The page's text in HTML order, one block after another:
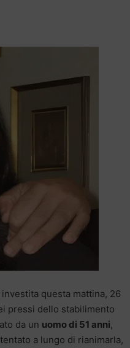
investita questa mattina, 26
pressi dello stabilimento
da un uomo di 51 anni,
a lungo di rianimarla,